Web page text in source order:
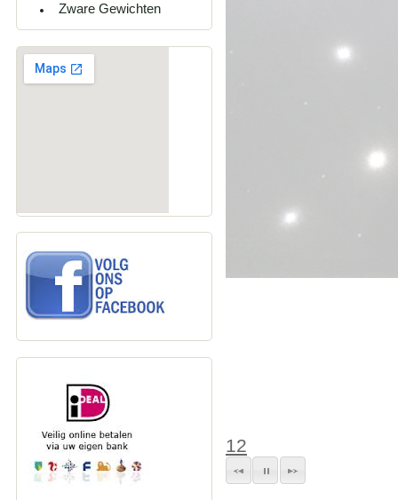
Zware Gewichten
12